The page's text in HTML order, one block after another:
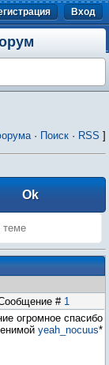
Вход
· Поиск · RSS ]
# 1
огромное спасибо
yeah_nocuus*